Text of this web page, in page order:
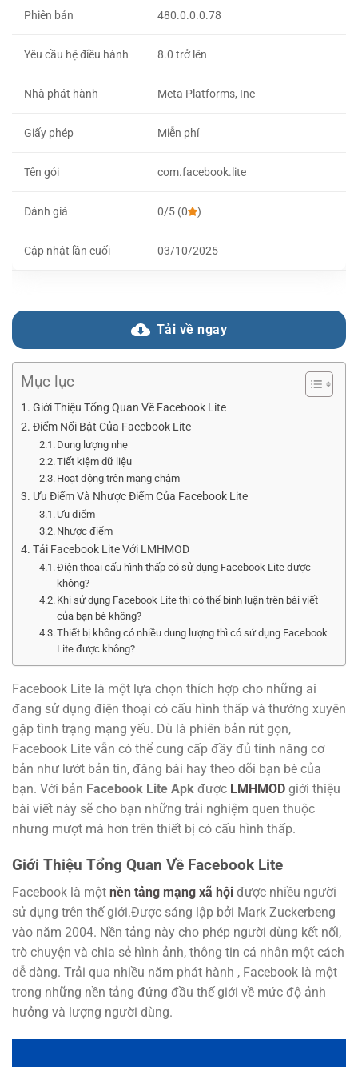
Phiên bản 480.0.0.0.78
Yêu cầu hệ điều hành 8.0 trở lên
Nhà phát hành Meta Platforms, Inc
Giấy phép Miễn phí
Tên gói com.facebook.lite
Đánh giá 0/5 (0 )
Cập nhật lần cuối 03/10/2025
Tải về ngay
Mục lục
Giới Thiệu Tổng Quan Về Facebook Lite
Điểm Nổi Bật Của Facebook Lite
Dung lượng nhẹ
Tiết kiệm dữ liệu
Hoạt động trên mạng chậm
Ưu Điểm Và Nhược Điểm Của Facebook Lite
Ưu điểm
Nhược điểm
Tải Facebook Lite Với LMHMOD
Điện thoại cấu hình thấp có sử dụng Facebook Lite được
không?
Khi sử dụng Facebook Lite thì có thể bình luận trên bài viết
của bạn bè không?
Thiết bị không có nhiều dung lượng thì có sử dụng Facebook
Lite được không?
Facebook Lite là một lựa chọn thích hợp cho những ai
đang sử dụng điện thoại có cấu hình thấp và thường xuyên
gặp tình trạng mạng yếu. Dù là phiên bản rút gọn,
Facebook Lite vẫn có thể cung cấp đầy đủ tính năng cơ
bản như lướt bản tin, đăng bài hay theo dõi bạn bè của
bạn. Với bản Facebook Lite Apk được LMHMOD giới thiệu
bài viết này sẽ cho bạn những trải nghiệm quen thuộc
nhưng mượt mà hơn trên thiết bị có cấu hình thấp.
Giới Thiệu Tổng Quan Về Facebook Lite
Facebook là một nền tảng mạng xã hội được nhiều người
sử dụng trên thế giới.Được sáng lập bởi Mark Zuckerbeng
vào năm 2004. Nền tảng này cho phép người dùng kết nối,
trò chuyện và chia sẻ hình ảnh, thông tin cá nhân một cách
dễ dàng. Trải qua nhiều năm phát hành , Facebook là một
trong những nền tảng đứng đầu thế giới về mức độ ảnh
hưởng và lượng người dùng.